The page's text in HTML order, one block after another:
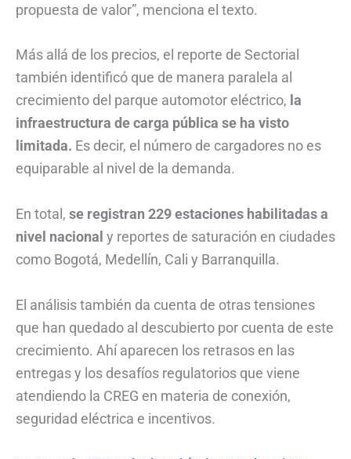
propuesta de valor”, menciona el texto.
Más allá de los precios, el reporte de Sectorial
también identificó que de manera paralela al
crecimiento del parque automotor eléctrico, la
infraestructura de carga pública se ha visto
limitada. Es decir, el número de cargadores no es
equiparable al nivel de la demanda.
En total, se registran 229 estaciones habilitadas a
nivel nacional y reportes de saturación en ciudades
como Bogotá, Medellín, Cali y Barranquilla.
El análisis también da cuenta de otras tensiones
que han quedado al descubierto por cuenta de este
crecimiento. Ahí aparecen los retrasos en las
entregas y los desafíos regulatorios que viene
atendiendo la CREG en materia de conexión,
seguridad eléctrica e incentivos.